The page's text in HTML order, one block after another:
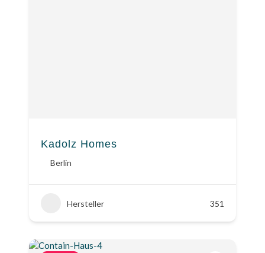
Kadolz Homes
Berlin
Hersteller 351